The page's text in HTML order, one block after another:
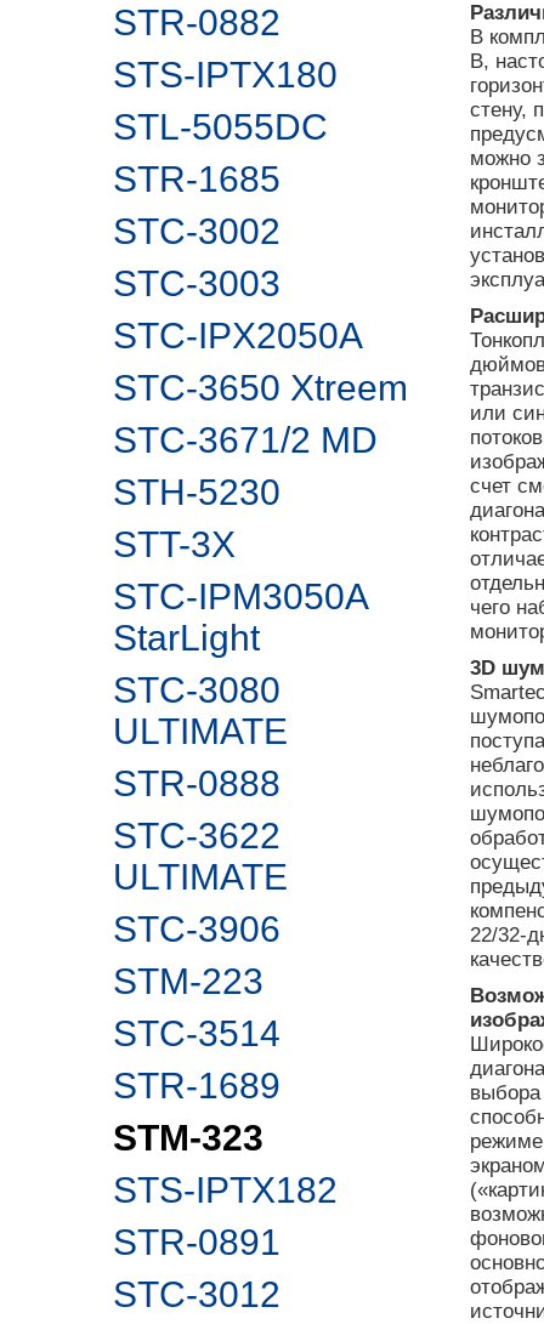
STR-0882
STS-IPTX180
STL-5055DC
STR-1685
STC-3002
STC-3003
STC-IPX2050A
STC-3650 Xtreem
STC-3671/2 MD
STH-5230
STT-3X
STC-IPM3050A
StarLight
STC-3080
ULTIMATE
STR-0888
STC-3622
ULTIMATE
STC-3906
STM-223
STC-3514
STR-1689
STM-323
STS-IPTX182
STR-0891
STC-3012
В
В,
стену,
можно
или
счет
чего
3D
22/32-